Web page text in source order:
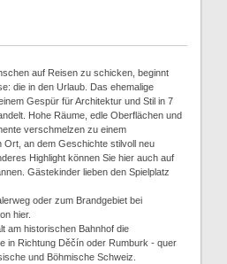
auf Reisen zu schicken, beginnt
die in den Urlaub. Das ehemalige
Gespür für Architektur und Stil in 7
Hohe Räume, edle Oberflächen und
verschmelzen zu einem
Ort, an dem Geschichte stilvoll neu
Highlight können Sie hier auch auf
Gästekinder lieben den Spielplatz
oder zum Brandgebiet bei
hier.
am historischen Bahnhof die
in Richtung Děčín oder Rumburk - quer
und Böhmische Schweiz.